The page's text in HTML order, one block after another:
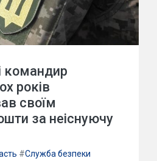
командир
років
своїм
за неіснуючу
#Служба безпеки